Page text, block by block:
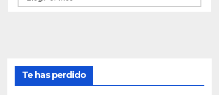
Te has perdido